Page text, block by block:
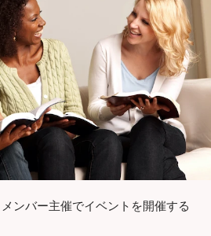
ンバー主催でイベントを開催する